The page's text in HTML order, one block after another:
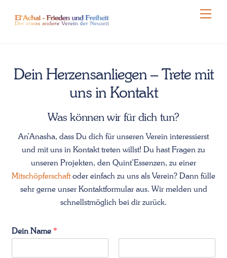
Dein Herzensanliegen – Trete mit
uns in Kontakt
Was können wir für dich tun?
An’Anasha, dass Du dich für unseren Verein interessierst
und mit uns in Kontakt treten willst! Du hast Fragen zu
unseren Projekten, den Quint’Essenzen, zu einer
Mitschöpferschaftoder einfach zu uns als Verein? Dann fülle
sehr gerne unser Kontaktformular aus. Wir melden und
schnellstmöglich bei dir zurück.
Dein Name *